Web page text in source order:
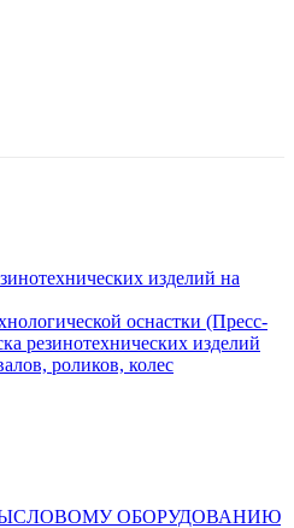
изделий на
оснастки (Пресс-
резинотехнических изделий
роликов, колес
ОБОРУДОВАНИЮ